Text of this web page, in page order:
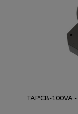
TAPCB-100VA